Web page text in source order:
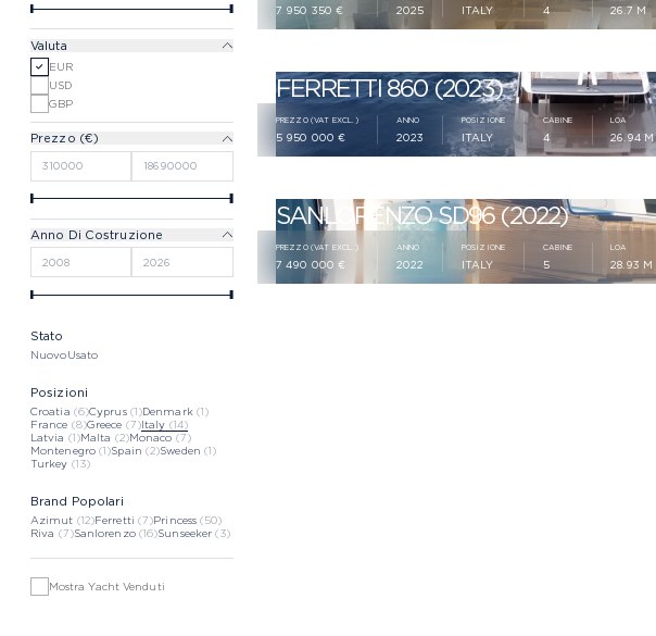
Valuta
EUR
USD
GBP
Prezzo (€)
Anno Di Costruzione
Stato
NuovoUsato
Posizioni
Croatia (6)Cyprus (1)Denmark (1)
France (8)Greece (7)Italy (14)
Latvia (1)Malta (2)Monaco (7)
Montenegro(1)Spain (2)Sweden (1)
Turkey (13)
Brand Popolari
Azimut (12)Ferretti (7)Princess(50)
Riva (7)Sanlorenzo (16)Sunseeker(3)
Mostra Yacht Venduti
7 950 350 € 2025 ITALY 4 26.7 M
FERRETTI 860 (2023)
PREZZO (VAT EXCL.)
5 950 000 €
ANNO
2023
POSIZIONE
ITALY
CABINE
4
LOA
26.94 M
SANLORENZO SD96 (2022)
PREZZO (VAT EXCL.)
7 490 000 €
ANNO
2022
POSIZIONE
ITALY
CABINE
5
LOA
28.93 M